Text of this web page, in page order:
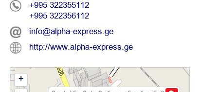
+995 322355112
+995 322356112
info@alpha-express.ge
http://www.alpha-express.ge
+